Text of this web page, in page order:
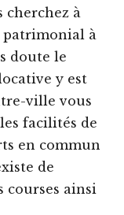
cherchez à
à
doute le
y est
ville vous
facilités de
en commun
de
courses ainsi